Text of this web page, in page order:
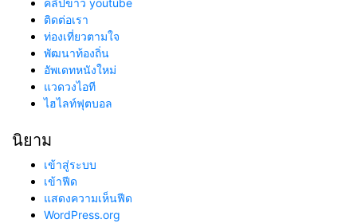
คลิปข่าว youtube
ติดต่อเรา
ท่องเที่ยวตามใจ
พัฒนาท้องถิ่น
อัพเดทหนังใหม่
แวดวงไอที
ไฮไลท์ฟุตบอล
นิยาม
เข้าสู่ระบบ
เข้าฟีด
แสดงความเห็นฟีด
WordPress.org